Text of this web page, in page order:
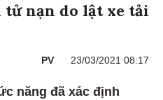
nạn do lật xe tải
PV 23/03/2021 08:17
năng đã xác định